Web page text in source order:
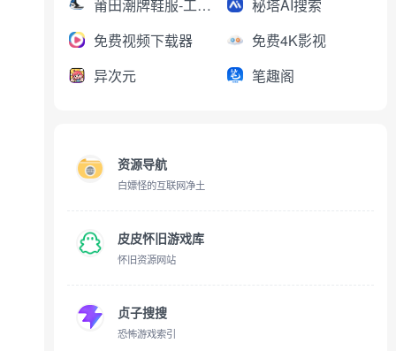
莆田潮牌鞋服-工厂直销
秘塔AI搜索
免费视频下载器
免费4K影视
异次元
笔趣阁
资源导航
白嫖怪的互联网净土
皮皮怀旧游戏库
怀旧资源网站
贞子搜搜
恐怖游戏索引